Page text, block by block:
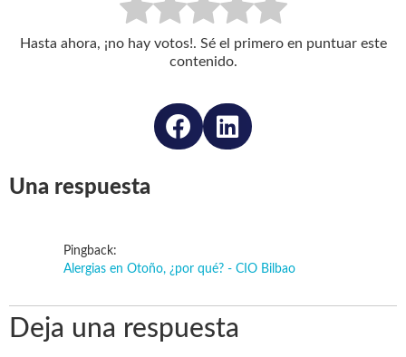
Hasta ahora, ¡no hay votos!. Sé el primero en puntuar este
contenido.
Una respuesta
Pingback:
Alergias en Otoño, ¿por qué? - CIO Bilbao
Deja una respuesta